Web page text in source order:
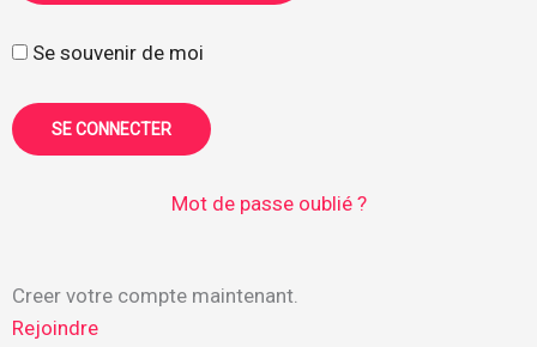
Se souvenir de moi
Mot de passe oublié ?
Creer votre compte maintenant.
Rejoindre